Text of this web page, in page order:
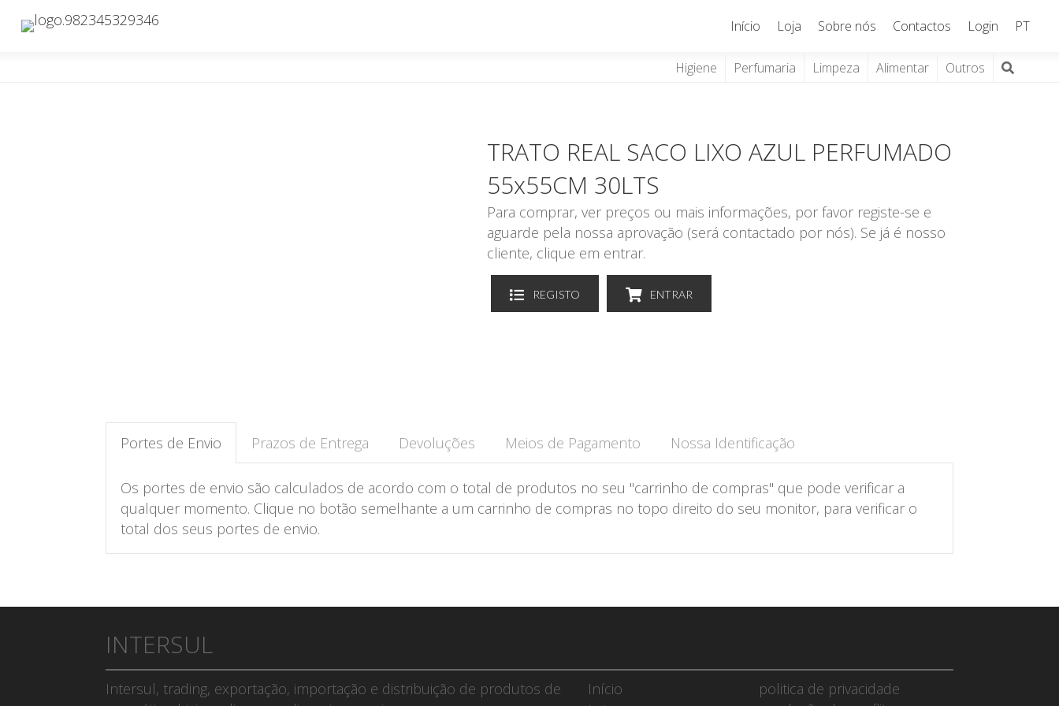
Início Loja Sobre nós Contactos Login PT
Higiene Perfumaria Limpeza Alimentar Outros
TRATO REAL SACO LIXO AZUL PERFUMADO
55x55CM 30LTS
Para comprar, ver preços ou mais informações, por favor registe-se e
aguarde pela nossa aprovação (será contactado por nós). Se já é nosso
cliente, clique em entrar.
REGISTO ENTRAR
Portes de Envio Prazos de Entrega Devoluções Meios de Pagamento Nossa Identificação
Os portes de envio são calculados de acordo com o total de produtos no seu "carrinho de compras" que pode verificar a
qualquer momento. Clique no botão semelhante a um carrinho de compras no topo direito do seu monitor, para verificar o
total dos seus portes de envio.
INTERSUL
Intersul, trading, exportação, importação e distribuição de produtos de
Início
politica de privacidade